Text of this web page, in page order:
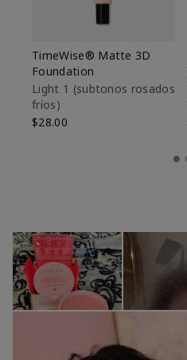
TimeWise® Matte 3D
Foundation
Light 1​ (subtonos rosados
fríos)
$28.00